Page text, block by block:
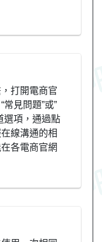
打開電商官
見問題”或”
選項，通過點
線溝通的相
各電商官網